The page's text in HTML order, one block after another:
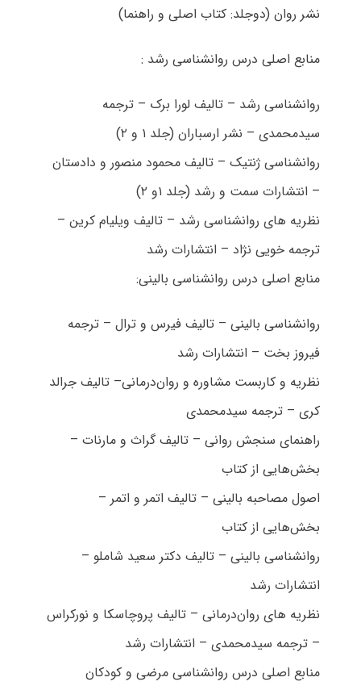
نشر روان (دوجلد: کتاب اصلی و راهنما)
منابع اصلی درس روانشناسی رشد :
روانشناسی رشد – تالیف لورا برک – ترجمه
سیدمحمدی – نشر ارسباران (جلد ۱ و ۲)
روانشناسی ژنتیک – تالیف محمود منصور و دادستان
– انتشارات سمت و رشد (جلد ۱و ۲)
نظریه های روانشناسی رشد – تالیف ویلیام کرین –
ترجمه خویی نژاد – انتشارات رشد
منابع اصلی درس روانشناسی بالینی:
روانشناسی بالینی – تالیف فیرس و ترال – ترجمه
فیروز بخت – انتشارات رشد
نظریه و کاربست مشاوره و روان‌درمانی– تالیف جرالد
کری – ترجمه سیدمحمدی
راهنمای سنجش روانی – تالیف گراث و مارنات –
بخش‌هایی از کتاب
اصول مصاحبه بالینی – تالیف اتمر و اتمر –
بخش‌هایی از کتاب
روانشناسی بالینی – تالیف دکتر سعید شاملو –
انتشارات رشد
نظریه های روان‌درمانی – تالیف پروچاسکا و نورکراس
– ترجمه سیدمحمدی – انتشارات رشد
منابع اصلی درس روانشناسی مرضی و کودکان